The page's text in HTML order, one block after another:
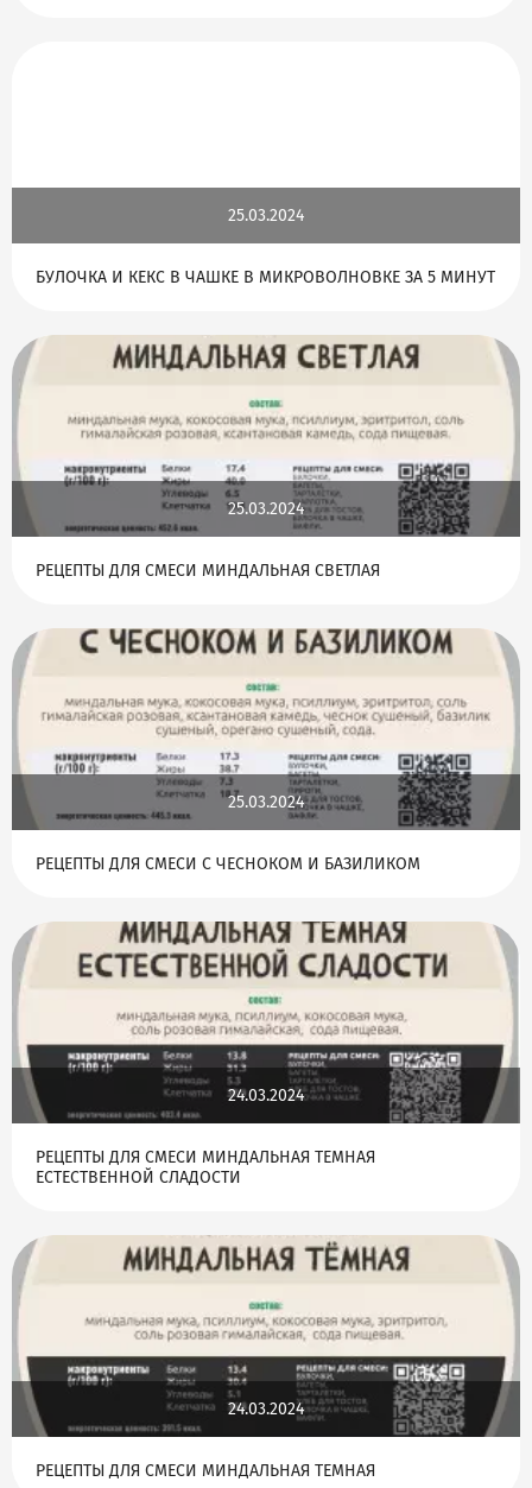
25.03.2024
БУЛОЧКА И КЕКС В ЧАШКЕ В МИКРОВОЛНОВКЕ ЗА 5 МИНУТ
25.03.2024
РЕЦЕПТЫ ДЛЯ СМЕСИ МИНДАЛЬНАЯ СВЕТЛАЯ
25.03.2024
РЕЦЕПТЫ ДЛЯ СМЕСИ С ЧЕСНОКОМ И БАЗИЛИКОМ
24.03.2024
РЕЦЕПТЫ ДЛЯ СМЕСИ МИНДАЛЬНАЯ ТЕМНАЯ
ЕСТЕСТВЕННОЙ СЛАДОСТИ
24.03.2024
РЕЦЕПТЫ ДЛЯ СМЕСИ МИНДАЛЬНАЯ ТЕМНАЯ